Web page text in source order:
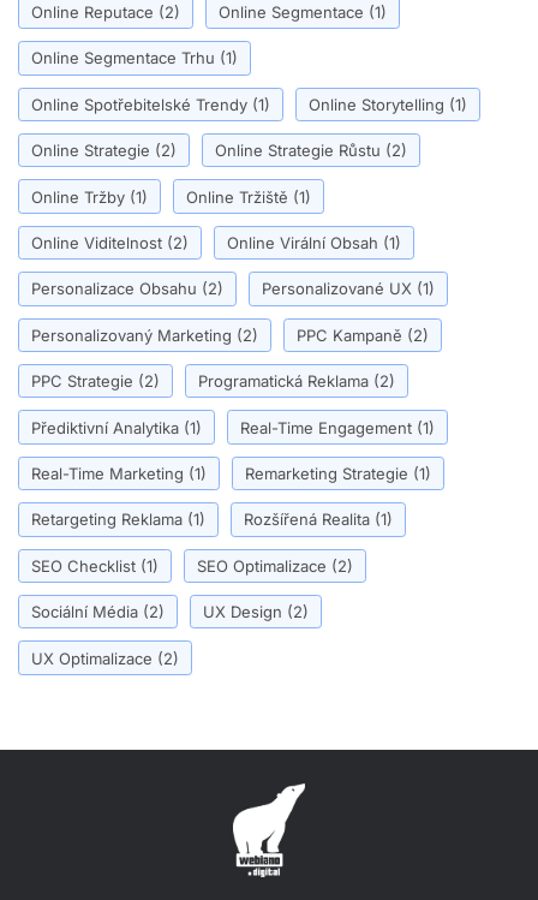
Online Reputace (2) Online Segmentace (1)
Online Segmentace Trhu (1)
Online Spotřebitelské Trendy (1) Online Storytelling (1)
Online Strategie (2) Online Strategie Růstu (2)
Online Tržby (1) Online Tržiště (1)
Online Viditelnost (2) Online Virální Obsah (1)
Personalizace Obsahu (2) Personalizované UX (1)
Personalizovaný Marketing (2) PPC Kampaně (2)
PPC Strategie (2) Programatická Reklama (2)
Přediktivní Analytika (1) Real-Time Engagement (1)
Real-Time Marketing (1) Remarketing Strategie (1)
Retargeting Reklama (1) Rozšířená Realita (1)
SEO Checklist (1) SEO Optimalizace (2)
Sociální Média (2) UX Design (2)
UX Optimalizace (2)